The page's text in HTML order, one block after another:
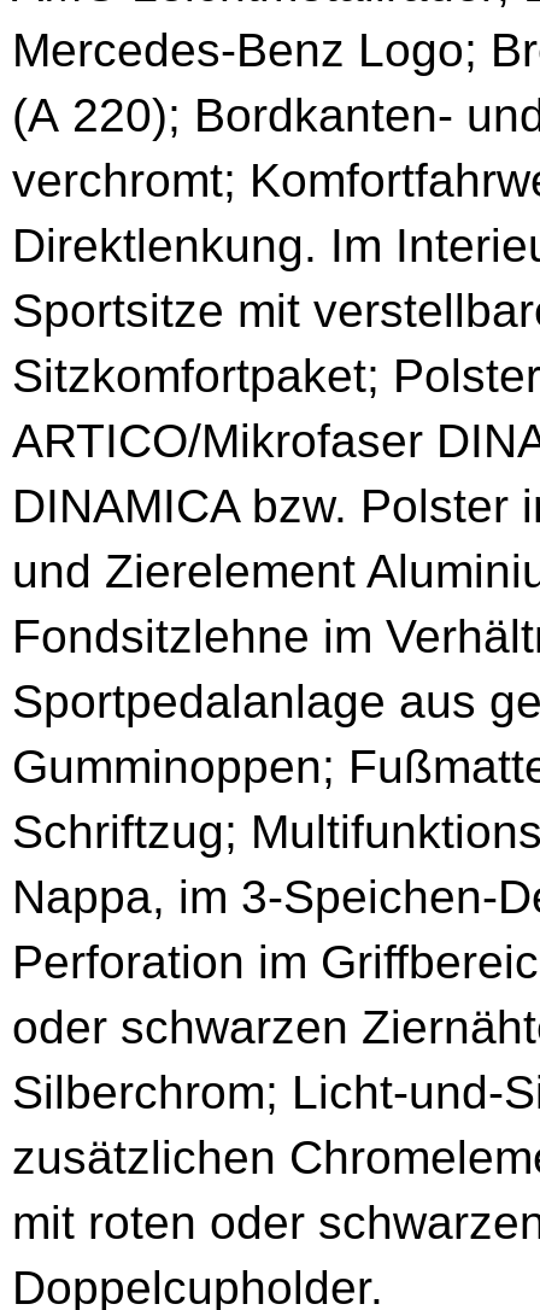
Mercedes-Benz Logo;
(A 220); Bordkanten-
verchromt;
Direktlenkung. Im
Sportsitze mit
Sitzkomfortpaket;
ARTICO/Mikrofaser
DINAMICA bzw. Polster
und Zierelement
Fondsitzlehne im
Sportpedalanlage aus
Gumminoppen;
Schriftzug;
Nappa, im 3-Speichen-
Perforation im
oder schwarzen
Silberchrom; Licht-und-
zusätzlichen
mit roten oder
Doppelcupholder.